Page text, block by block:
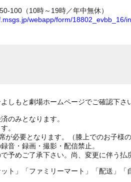
100（10時～19時／年中無休）
webapp/form/18802_evbb_16/
しもと劇場ホームページでご確認下さ
のみとなります。
。
必要となります。（膝上でのお子様
音・録画・撮影・配信禁止。
ト」「ファミリーマート」「配送」「